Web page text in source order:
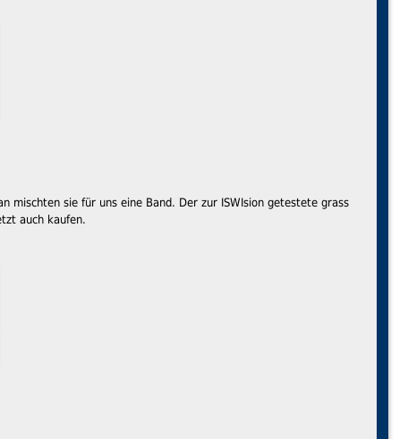
mischten sie für uns eine Band. Der zur ISWIsion getestete grass
auch kaufen.